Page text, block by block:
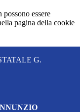
essere
pagina della cookie
G.